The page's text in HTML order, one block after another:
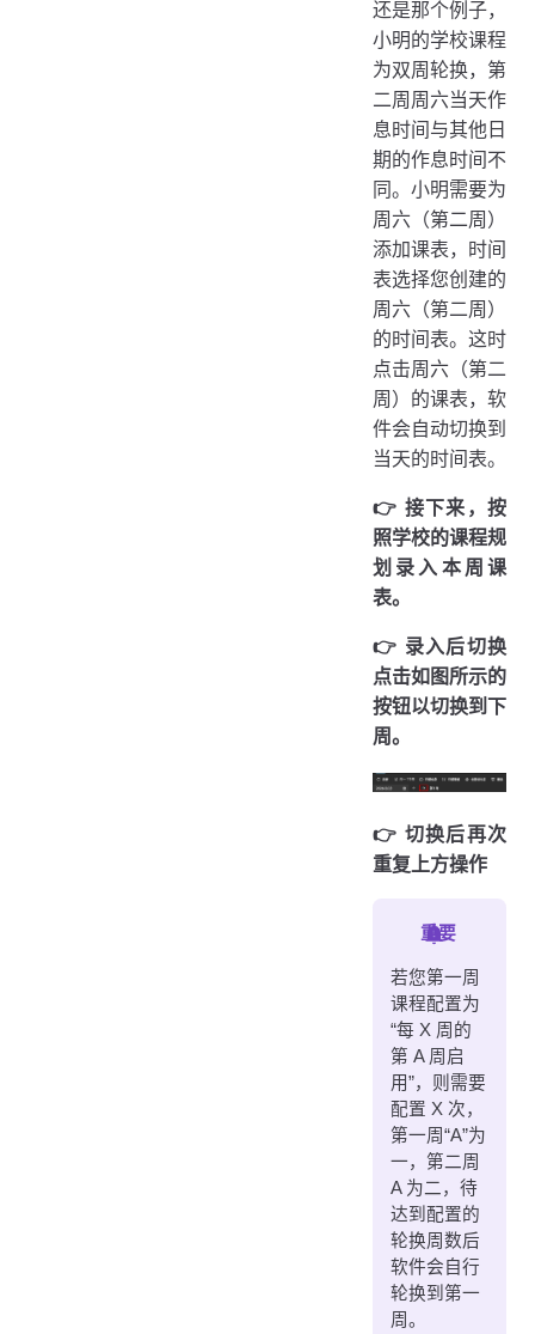
还是那个例子，
小明的学校课程
为双周轮换，第
二周周六当天作
息时间与其他日
期的作息时间不
同。小明需要为
周六（第二周）
添加课表，时间
表选择您创建的
周六（第二周）
的时间表。这时
点击周六（第二
周）的课表，软
件会自动切换到
当天的时间表。
👉️ 接下来，按
照学校的课程规
划录入本周课
表。
👉️ 录入后切换
点击如图所示的
按钮以切换到下
周。
👉️ 切换后再次
重复上方操作
重要
若您第一周
课程配置为
“每 X 周的
第 A 周启
用”，则需要
配置 X 次，
第一周“A”为
一，第二周
A 为二，待
达到配置的
轮换周数后
软件会自行
轮换到第一
周。